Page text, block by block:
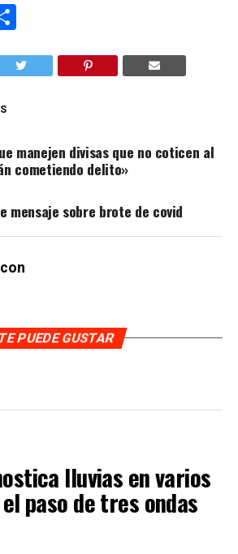
Compartir
manejen divisas que no coticen al
cometiendo delito»
mensaje sobre brote de covid
TE PUEDE GUSTAR
lluvias en varios
paso de tres ondas